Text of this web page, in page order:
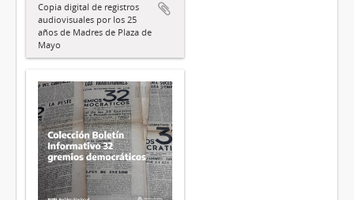
Copia digital de registros
audiovisuales por los 25
años de Madres de Plaza de
Mayo